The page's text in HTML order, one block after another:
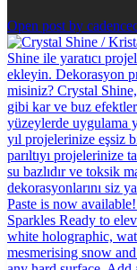
Open post by